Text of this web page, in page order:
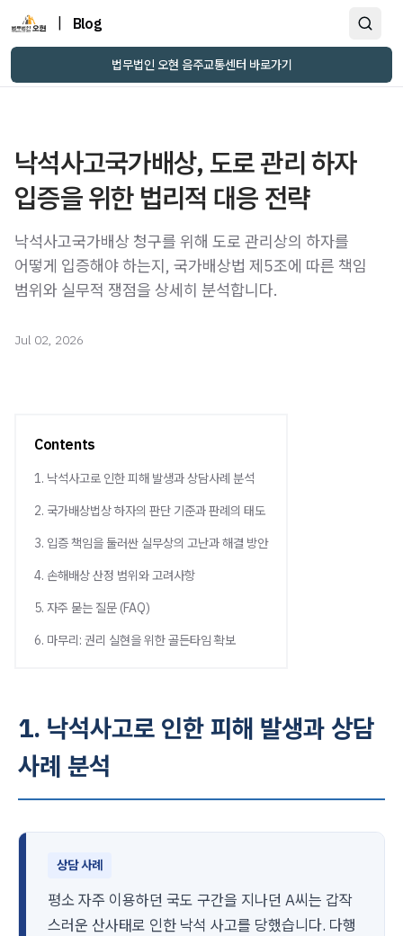
Blog
법무법인 오현 음주교통센터 바로가기
낙석사고국가배상, 도로 관리 하자
입증을 위한 법리적 대응 전략
낙석사고국가배상 청구를 위해 도로 관리상의 하자를
어떻게 입증해야 하는지, 국가배상법 제5조에 따른 책임
범위와 실무적 쟁점을 상세히 분석합니다.
Jul 02, 2026
Contents
1. 낙석사고로 인한 피해 발생과 상담사례 분석
2. 국가배상법상 하자의 판단 기준과 판례의 태도
3. 입증 책임을 둘러싼 실무상의 고난과 해결 방안
4. 손해배상 산정 범위와 고려사항
5. 자주 묻는 질문 (FAQ)
6. 마무리: 권리 실현을 위한 골든타임 확보
1. 낙석사고로 인한 피해 발생과 상담
사례 분석
상담 사례
평소 자주 이용하던 국도 구간을 지나던 A씨는 갑작
스러운 산사태로 인한 낙석 사고를 당했습니다. 다행